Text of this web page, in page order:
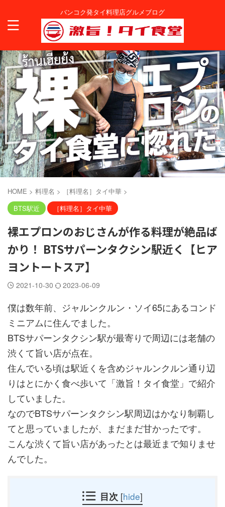
バンコク発タイ料理店グルメブログ
HOME > 料理名 > ［料理名］タイ中華 >
BTS駅近
［料理名］タイ中華
裸エプロンのおじさんが作る料理が絶品ば
かり！ BTSサパーンタクシン駅近く【ヒア
ヨントートスア】
2021-10-30 2023-06-09
僕は数年前、ジャルンクルン・ソイ65にあるコンド
ミニアムに住んでました。
BTSサパーンタクシン駅が最寄りで周辺には老舗の
渋くて旨い店が点在。
住んでいる頃は駅近くを含めジャルンクルン通り辺
りはとにかく食べ歩いて「激旨！タイ食堂」で紹介
していました。
なのでBTSサパーンタクシン駅周辺はかなり制覇し
てと思っていましたが、まだまだ甘かったです。
こんな渋くて旨い店があったとは最近まで知りませ
んでした。
目次 [hide]